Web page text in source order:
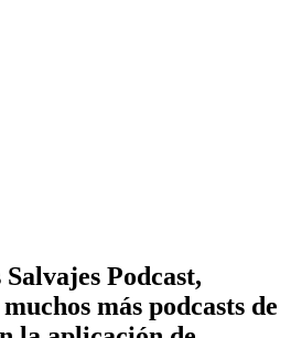
Podcast,
más podcasts de